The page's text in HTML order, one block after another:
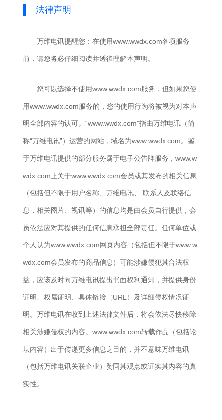
法律声明
万维电讯提醒您：在使用www.wwdx.com各项服务
前，请您务必仔细阅读并透彻理解本声明。
您可以选择不使用www.wwdx.com服务，但如果您使
用www.wwdx.com服务的，您的使用行为将被视为对本声
明全部内容的认可。“www.wwdx.com”指由万维电讯（简
称“万维电讯”）运营的网站，域名为www.wwdx.com。鉴
于万维电讯提供的部分服务属于电子公告牌服务，www.w
wdx.com上关于www.wwdx.com会员或其发布的相关信息
（包括但不限于用户名称、万维电讯、 联系人及联络信
息，相关图片、视讯等）的信息均是由会员自行提供，会
员依法应对其提供的任何信息承担全部责任。任何单位或
个人认为www.wwdx.com网页内容（包括但不限于www.w
wdx.com会员发布的商品信息）可能涉嫌侵犯其合法权
益，应该及时向万维电讯提出书面权利通知，并提供身份
证明、权属证明、具体链接（URL）及详细侵权情况证
明。万维电讯在收到上述法律文件后，将会依法尽快移除
相关涉嫌侵权的内容。www.wwdx.com转载作品（包括论
坛内容）出于传递更多信息之目的，并不意味万维电讯
（包括万维电讯关联企业）赞同其观点或证实其内容的真
实性。